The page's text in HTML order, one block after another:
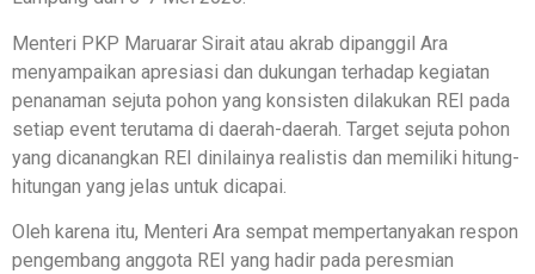
Menteri PKP Maruarar Sirait atau akrab dipanggil Ara
menyampaikan apresiasi dan dukungan terhadap kegiatan
penanaman sejuta pohon yang konsisten dilakukan REI pada
setiap event terutama di daerah-daerah. Target sejuta pohon
yang dicanangkan REI dinilainya realistis dan memiliki hitung-
hitungan yang jelas untuk dicapai.
Oleh karena itu, Menteri Ara sempat mempertanyakan respon
pengembang anggota REI yang hadir pada peresmian